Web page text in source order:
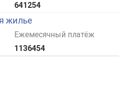
641254
жилье
Ежемесячный платёж
1136454